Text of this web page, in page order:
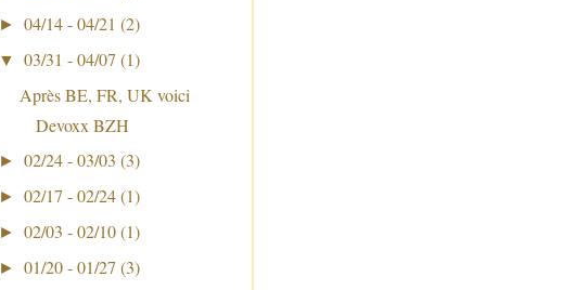
► 04/14 - 04/21 (2)
▼ 03/31 - 04/07 (1)
Après BE, FR, UK voici
Devoxx BZH
► 02/24 - 03/03 (3)
► 02/17 - 02/24 (1)
► 02/03 - 02/10 (1)
► 01/20 - 01/27 (3)